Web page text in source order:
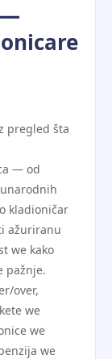
—
pregled šta
— od
kladioničar
ažuriranu
we kako
pažnje.
over,
we
we
we